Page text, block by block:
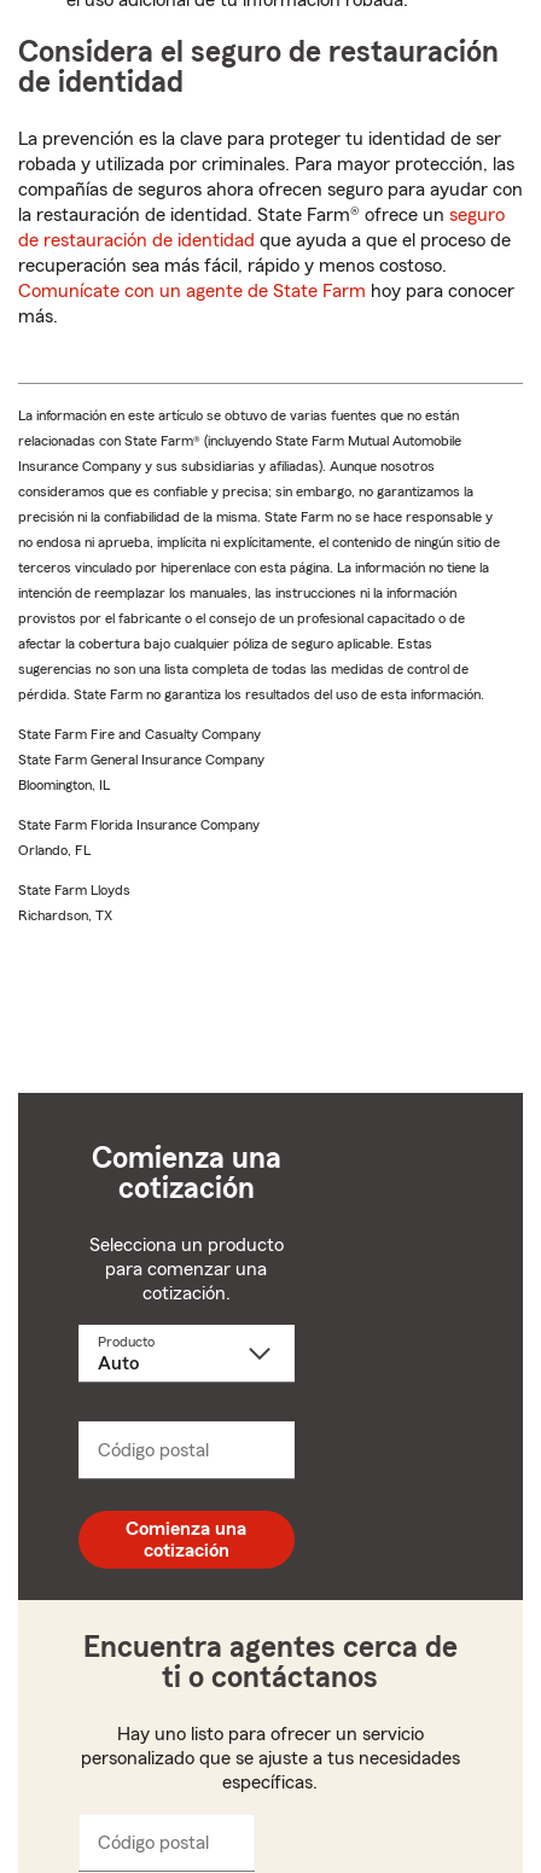
Considera el seguro de restauración
de identidad
La prevención es la clave para proteger tu identidad de ser
robada y utilizada por criminales. Para mayor protección, las
compañías de seguros ahora ofrecen seguro para ayudar con
la restauración de identidad. State Farm® ofrece un seguro
de restauración de identidad que ayuda a que el proceso de
recuperación sea más fácil, rápido y menos costoso.
Comunícate con un agente de State Farm hoy para conocer
más.
La información en este artículo se obtuvo de varias fuentes que no están
relacionadas con State Farm® (incluyendo State Farm Mutual Automobile
Insurance Company y sus subsidiarias y afiliadas). Aunque nosotros
consideramos que es confiable y precisa; sin embargo, no garantizamos la
precisión ni la confiabilidad de la misma. State Farm no se hace responsable y
no endosa ni aprueba, implícita ni explícitamente, el contenido de ningún sitio de
terceros vinculado por hiperenlace con esta página. La información no tiene la
intención de reemplazar los manuales, las instrucciones ni la información
provistos por el fabricante o el consejo de un profesional capacitado o de
afectar la cobertura bajo cualquier póliza de seguro aplicable. Estas
sugerencias no son una lista completa de todas las medidas de control de
pérdida. State Farm no garantiza los resultados del uso de esta información.
State Farm Fire and Casualty Company
State Farm General Insurance Company
Bloomington, IL
State Farm Florida Insurance Company
Orlando, FL
State Farm Lloyds
Richardson, TX
Comienza una
cotización
Selecciona un producto
para comenzar una
cotización.
ProductoSelecciona
Código postal
postal
de
5
Comienza una
cotización
Encuentra agentes cerca de
ti o contáctanos
Hay uno listo para ofrecer un servicio
personalizado que se ajuste a tus necesidades
específicas.
Código postal